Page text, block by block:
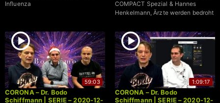
Influenza
COMPACT Spezial & Hannes
Henkelmann, Ärzte werden bedroht
59:03
CORONA – Dr. Bodo
Schiffmann | SERIE – 2020-12-
1:09:17
CORONA – Dr. Bodo
Schiffmann | SERIE – 2020-12-